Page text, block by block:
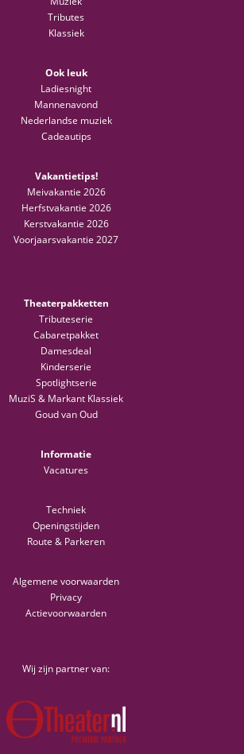
Tributes
Klassiek
Ook leuk
Ladiesnight
Mannenavond
Nederlandse muziek
Cadeautips
Vakantietips!
Meivakantie 2026
Herfstvakantie 2026
Kerstvakantie 2026
Voorjaarsvakantie 2027
Theaterpakketten
Tributeserie
Cabaretpakket
Damesdeal
Kinderserie
Spotlightserie
MuziS & Markant Klassiek
Goud van Oud
Informatie
Vacatures
Techniek
Openingstijden
Route & Parkeren
Algemene voorwaarden
Privacy
Actievoorwaarden
Wij zijn partner van: